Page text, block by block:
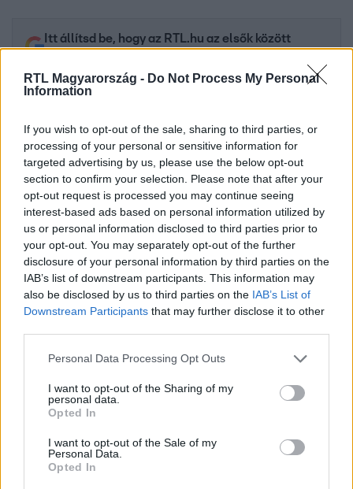
RTL Magyarország - Do Not Process My Personal
Information
If you wish to opt-out of the sale, sharing to third parties, or
processing of your personal or sensitive information for
targeted advertising by us, please use the below opt-out
section to confirm your selection. Please note that after your
opt-out request is processed you may continue seeing
interest-based ads based on personal information utilized by
us or personal information disclosed to third parties prior to
your opt-out. You may separately opt-out of the further
disclosure of your personal information by third parties on the
IAB’s list of downstream participants. This information may
also be disclosed by us to third parties on the IAB’s List of
Downstream Participants that may further disclose it to other
Please note that this website/app uses one or more Google
not limited to your visit or usage behaviour. You may click to
grant or deny consent to Google and its third-party tags to
use your data for below specified purposes in below Google
consent section.
Personal Data Processing Opt Outs
I want to opt-out of the Sharing of my
personal data.
Opted In
I want to opt-out of the Sale of my
Personal Data.
Opted In
Itt állítsd be, hogy az RTL.hu az elsők között
legyen a Google-találatokban!
Kövess minket, és értesülj a friss hírekről a
Facebookon is!
Követem
KULCSÁR EDINA #JÖVŐ